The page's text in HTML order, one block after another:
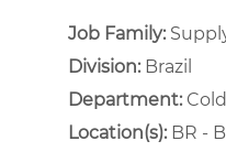
Job Family:
Division: Brazil
Department: ​
Location(s):BR -